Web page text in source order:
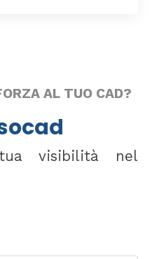
AL TUO CAD?
visibilità nel